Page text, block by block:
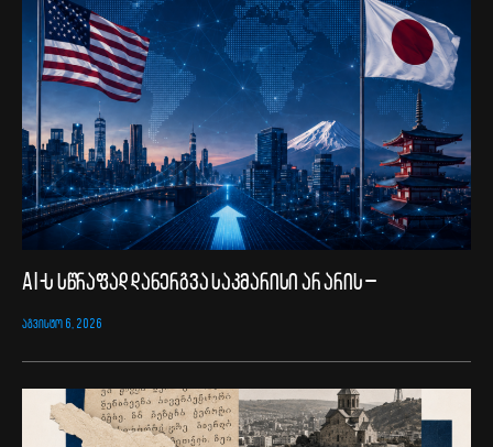
AI-ს სწრაფად დანერგვა საკმარისი არ არის –
ᲐᲒᲕᲘᲡᲢᲝ 6, 2026